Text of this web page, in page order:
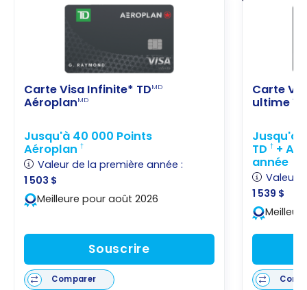
Carte Visa Infinite* TDMD
AéroplanMD
Jusqu'à 40 000 Points
Aéroplan†
Valeur de la première année :
1 503 $
Meilleure pour août 2026
Souscrire
Comparer
Carte
ultime
Jusqu'à
TD† +
année
Valeur
1 539 $